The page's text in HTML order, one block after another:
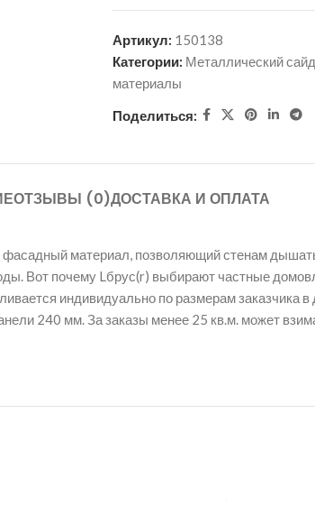
Артикул: 150138
Категории: Металлический
материалы
Поделиться:
ОТЗЫВЫ (0)ДОСТАВКА И ОПЛАТА
фасадный материал, позволяющий стенам
Вот почему Lбрус(r) выбирают частные
индивидуально по размерам заказчика
240 мм. За заказы менее 25 кв.м. может